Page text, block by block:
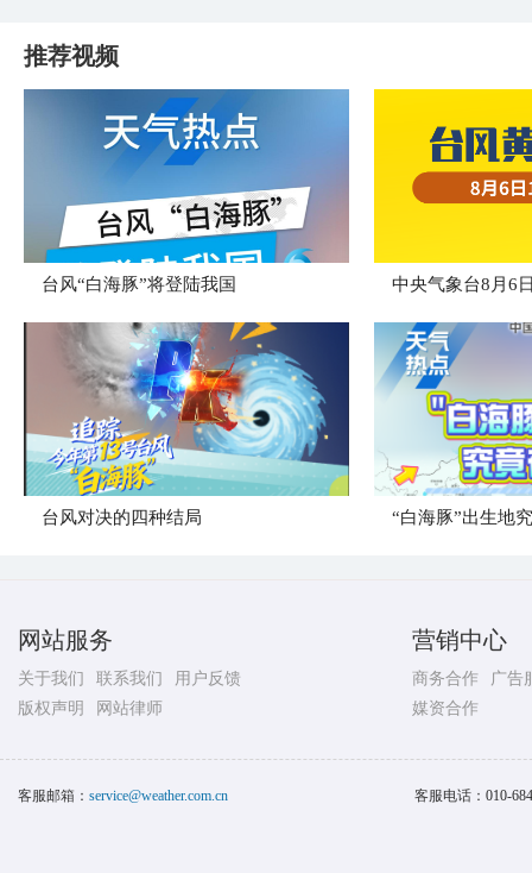
推荐视频
台风“白海豚”将登陆我国
台风对决的四种结局 “白海豚”出生地
网站服务
关于我们 联系我们
用户反馈
版权声明
网站律师
营销中心
商务合作
广告
媒资合作
客服邮箱： service@weather.com.cn 客服电话： 010-